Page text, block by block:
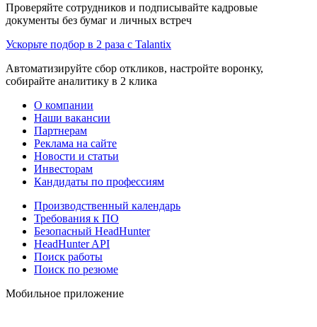
Проверяйте сотрудников и подписывайте кадровые
документы без бумаг и личных встреч
Ускорьте подбор в 2 раза с Talantix
Автоматизируйте сбор откликов, настройте воронку,
собирайте аналитику в 2 клика
О компании
Наши вакансии
Партнерам
Реклама на сайте
Новости и статьи
Инвесторам
Кандидаты по профессиям
Производственный календарь
Требования к ПО
Безопасный HeadHunter
HeadHunter API
Поиск работы
Поиск по резюме
Мобильное приложение